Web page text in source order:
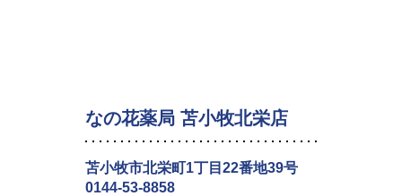
なの花薬局 苫小牧北栄店
苫小牧市北栄町1丁目22番地39号
0144-53-8858